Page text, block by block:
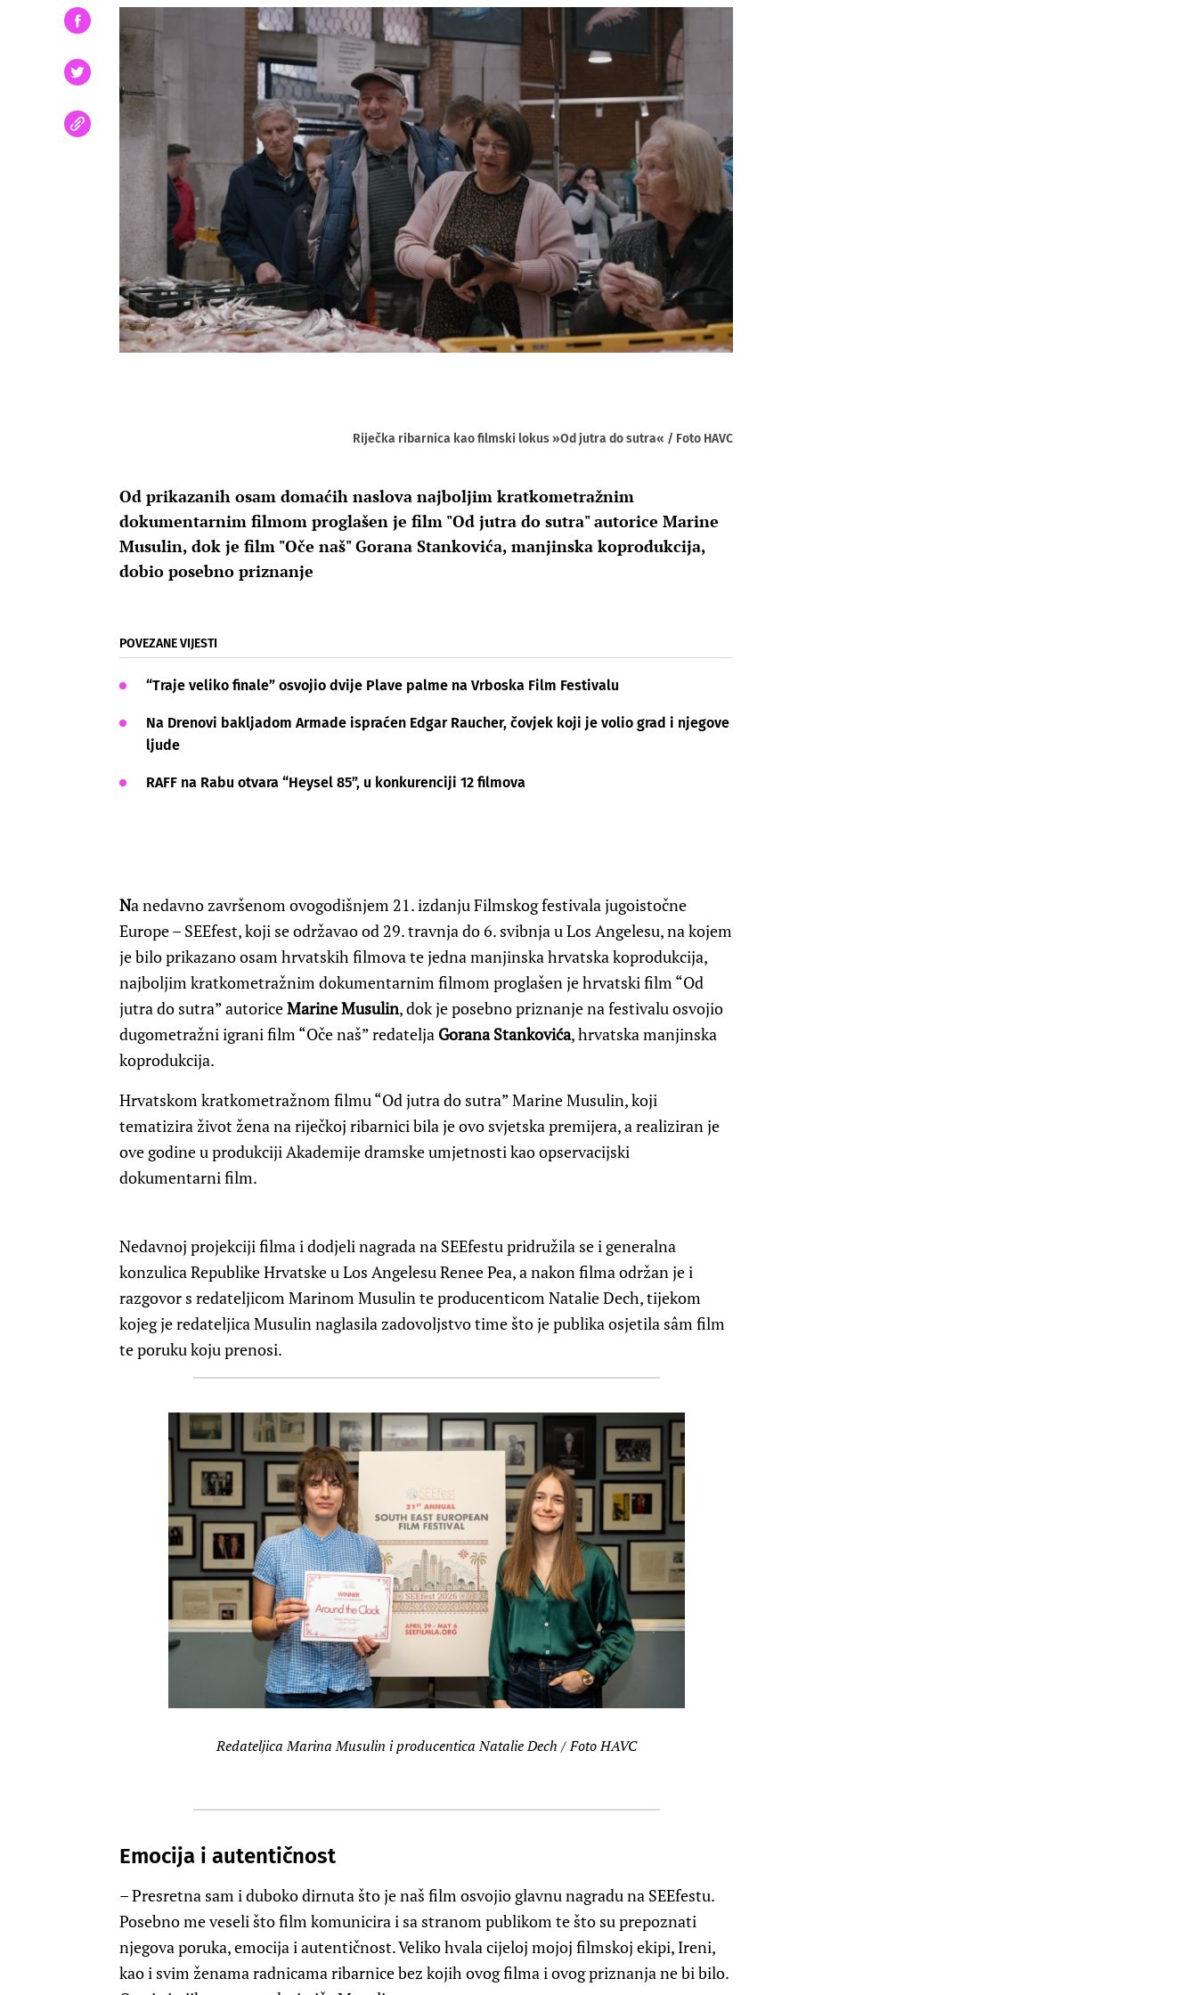
Riječka ribarnica kao filmski lokus »Od jutra do sutra« / Foto HAVC
Od prikazanih osam domaćih naslova najboljim kratkometražnim
dokumentarnim filmom proglašen je film "Od jutra do sutra" autorice Marine
Musulin, dok je film "Oče naš" Gorana Stankovića, manjinska koprodukcija,
dobio posebno priznanje
POVEZANE VIJESTI
“Traje veliko finale” osvojio dvije Plave palme na Vrboska Film Festivalu
Na Drenovi bakljadom Armade ispraćen Edgar Raucher, čovjek koji je volio grad i njegove
ljude
RAFF na Rabu otvara “Heysel 85”, u konkurenciji 12 filmova
Na nedavno završenom ovogodišnjem 21. izdanju Filmskog festivala jugoistočne
Europe – SEEfest, koji se održavao od 29. travnja do 6. svibnja u Los Angelesu, na kojem
je bilo prikazano osam hrvatskih filmova te jedna manjinska hrvatska koprodukcija,
najboljim kratkometražnim dokumentarnim filmom proglašen je hrvatski film “Od
jutra do sutra” autoriceMarine Musulin, dok je posebno priznanje na festivalu osvojio
dugometražni igrani film “Oče naš” redatelja Gorana Stankovića, hrvatska manjinska
koprodukcija.
Hrvatskom kratkometražnom filmu “Od jutra do sutra” Marine Musulin, koji
tematizira život žena na riječkoj ribarnici bila je ovo svjetska premijera, a realiziran je
ove godine u produkciji Akademije dramske umjetnosti kao opservacijski
dokumentarni film.
Nedavnoj projekciji filma i dodjeli nagrada na SEEfestu pridružila se i generalna
konzulica Republike Hrvatske u Los Angelesu Renee Pea, a nakon filma održan je i
razgovor s redateljicom Marinom Musulin te producenticom Natalie Dech, tijekom
kojeg je redateljica Musulin naglasila zadovoljstvo time što je publika osjetila sâm film
te poruku koju prenosi.
Redateljica Marina Musulin i producentica Natalie Dech / Foto HAVC
Emocija i autentičnost
– Presretna sam i duboko dirnuta što je naš film osvojio glavnu nagradu na SEEfestu.
Posebno me veseli što film komunicira i sa stranom publikom te što su prepoznati
njegova poruka, emocija i autentičnost. Veliko hvala cijeloj mojoj filmskoj ekipi, Ireni,
kao i svim ženama radnicama ribarnice bez kojih ovog filma i ovog priznanja ne bi bilo.